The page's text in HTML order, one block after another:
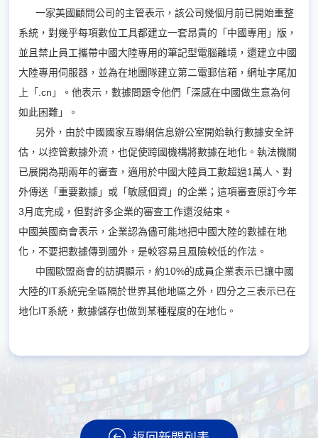
一家美國顧問公司的主管表示，該公司幾個月前已開始重整
系統，對幾乎每項數位工具都建立一套昂貴的「中國專用」版，
並且禁止員工攜帶中國大陸專用的筆記型電腦離境，還建立中國
大陸專用伺服器，並為在地團隊建立第二電郵信箱，網址字尾加
上「.cn」。他表示，數據問題令他們「深感在中國做生意為何
如此困難」。
另外，由於中國國家互聯網信息辦公室開始執行數據安全評
估，以控管數據外流，也促使跨國機構將數據在地化。執法機關
已展開為期兩年的審查，適用於中國大陸員工數超過1萬人、對
外傳送「重要數據」或「敏感個資」的企業；這項審查原訂今年
3月底完成，但對許多企業的審查工作還沒結束。
中國英國商會表示，企業認為儘可能地把中國大陸的數據在地
化，不要把數據傳到國外，是較容易且風險較低的作法。
中國歐盟商會的訪調顯示，約10%的成員企業表示已讓中國
大陸的IT系統完全區隔於世界其他地區之外，四分之三表示已在
地化IT系統，數據儲存也做到某種程度的在地化。